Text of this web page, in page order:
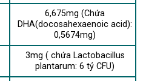
6,675mg (Chứa
DHA(docosahexaenoic acid):
0,5674mg)
3mg ( chứa Lactobacillus
plantarum: 6 tỷ CFU)